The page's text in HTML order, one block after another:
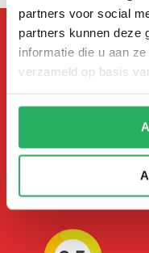
partners voor social
partners kunnen deze
informatie die u aan
verzameld op basis
Heeft u vragen, of
Neem gerust
op!
Stuur ons een e-mail of
Volg ons